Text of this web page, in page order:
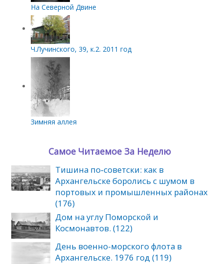
На Северной Двине
Ч.Лучинского, 39, к.2. 2011 год
Зимняя аллея
Самое Читаемое За Неделю
Тишина по‑советски: как в
Архангельске боролись с шумом в
портовых и промышленных районах
(176)
Дом на углу Поморской и
Космонавтов. (122)
День военно-морского флота в
Архангельске. 1976 год (119)